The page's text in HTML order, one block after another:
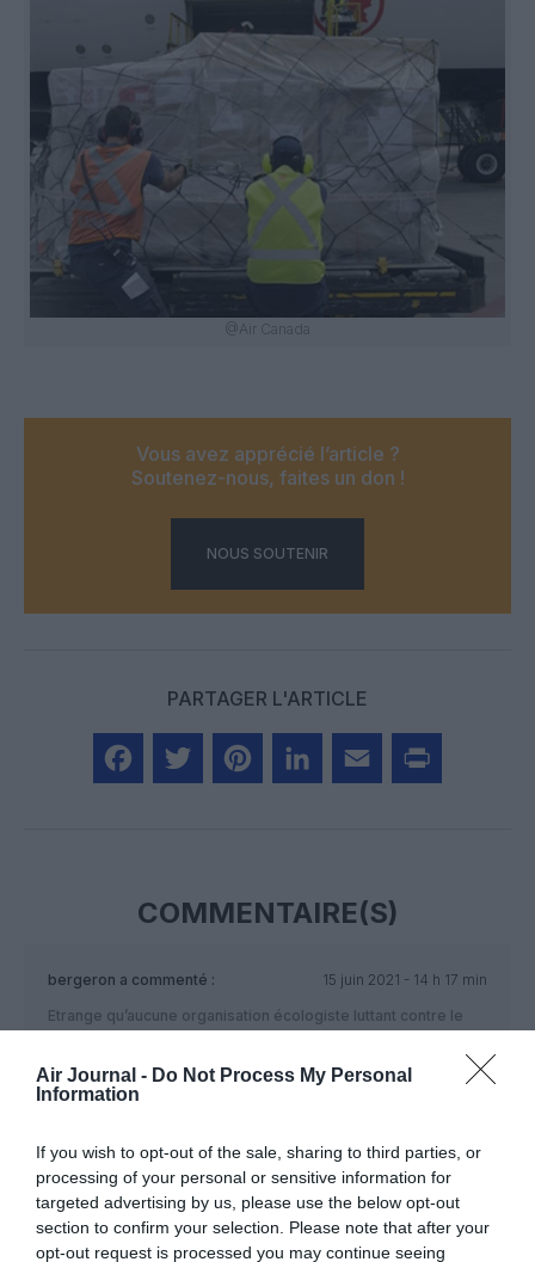
Air Journal - Do Not Process My Personal
Information
If you wish to opt-out of the sale, sharing to third parties, or
processing of your personal or sensitive information for
targeted advertising by us, please use the below opt-out
section to confirm your selection. Please note that after your
opt-out request is processed you may continue seeing
@Air Canada
Vous avez apprécié l’article ?
Soutenez-nous, faites un don !
NOUS SOUTENIR
PARTAGER L'ARTICLE
COMMENTAIRE(S)
bergeron a commenté :
15 juin 2021 - 14 h 17 min
Etrange qu’aucune organisation écologiste luttant contre le
outils pour augmenter les échanges de marchandises entre
tous les pays de l’univers occidental. J’attends la réaction de
RÉPONDRE
LAISSER UN COMMENTAIRE